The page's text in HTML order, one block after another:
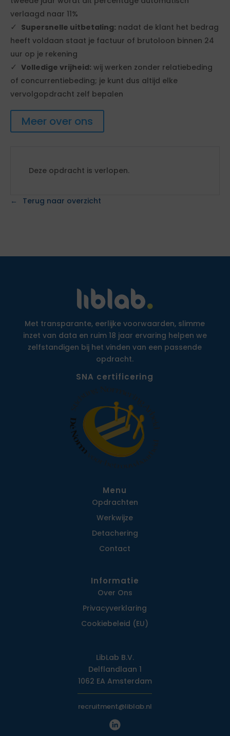
verlaagd naar 11%
Supersnelle uitbetaling: nadat de klant het bedrag
heeft voldaan staat je factuur of brutoloon binnen 24
uur op je rekening
Volledige vrijheid: wij werken zonder relatiebeding
of concurrentiebeding; je kunt dus altijd elke
vervolgopdracht zelf bepalen
Meer over ons
Deze opdracht is verlopen.
Terug naar overzicht
Met transparante, eerlijke voorwaarden, slimme
inzet van data en ruim 18 jaar ervaring helpen we
zelfstandigen bij het vinden van een passende
opdracht.
SNA certificering
Menu
Opdrachten
Werkwijze
Detachering
Contact
Informatie
Over Ons
Privacy­verklaring
Cookiebeleid (EU)
LibLab B.V.
Delflandlaan 1
1062 EA Amsterdam
recruitment@liblab.nl